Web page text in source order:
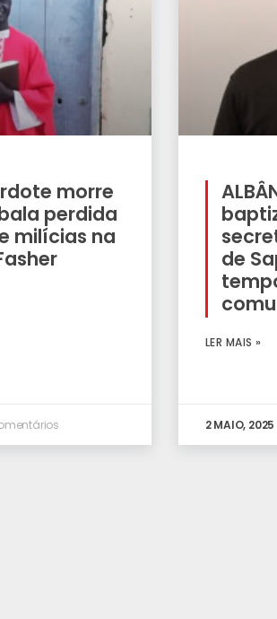
morre
perdida
milícias na
de
LER MAIS »
2 MAIO, 2025